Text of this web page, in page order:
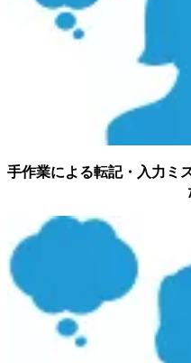
手作業による転記・入力ミ